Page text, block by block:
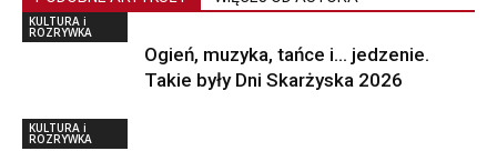
KULTURA i
ROZRYWKA
Ogień, muzyka, tańce i… jedzenie.
Takie były Dni Skarżyska 2026
KULTURA i
ROZRYWKA